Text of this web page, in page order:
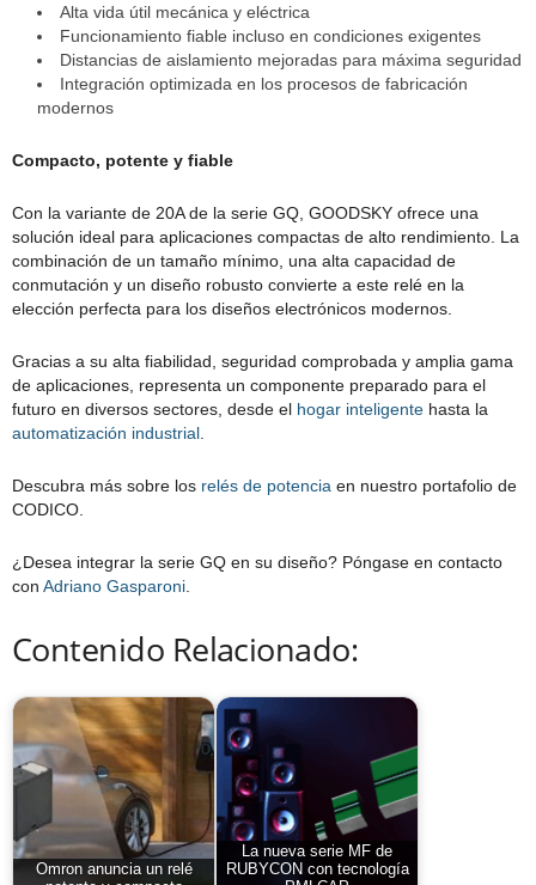
Alta vida útil mecánica y eléctrica
Funcionamiento fiable incluso en condiciones exigentes
Distancias de aislamiento mejoradas para máxima seguridad
Integración optimizada en los procesos de fabricación
modernos
Compacto, potente y fiable
Con la variante de 20A de la serie GQ, GOODSKY ofrece una
solución ideal para aplicaciones compactas de alto rendimiento. La
combinación de un tamaño mínimo, una alta capacidad de
conmutación y un diseño robusto convierte a este relé en la
elección perfecta para los diseños electrónicos modernos.
Gracias a su alta fiabilidad, seguridad comprobada y amplia gama
de aplicaciones, representa un componente preparado para el
futuro en diversos sectores, desde el hogar inteligente hasta la
automatización industrial.
Descubra más sobre los relés de potencia en nuestro portafolio de
CODICO.
¿Desea integrar la serie GQ en su diseño? Póngase en contacto
con Adriano Gasparoni.
Contenido Relacionado:
Omron anuncia un relé
La nueva serie MF de
RUBYCON con tecnología